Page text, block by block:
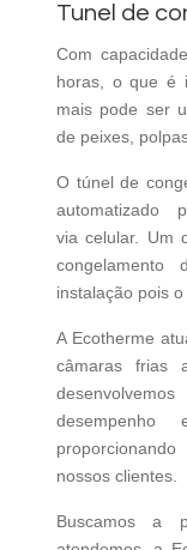
Tunel de
Com
horas, o que é
mais pode ser
de peixes,
O túnel de
automatizado
via celular. Um
instalação pois
A Ecotherme
câmaras frias
nossos clientes.
Buscamos a